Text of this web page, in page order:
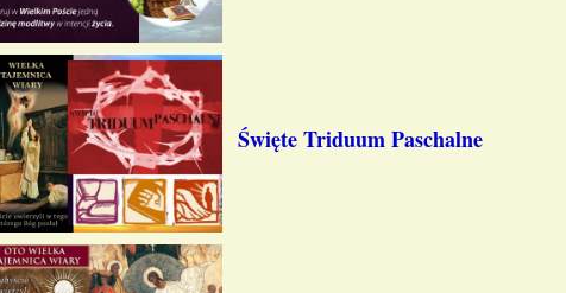
Święte Triduum Paschalne